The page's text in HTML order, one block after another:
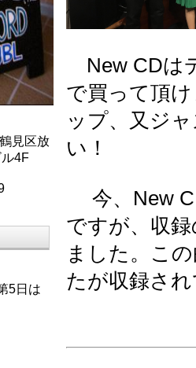
New CDは
で買って頂
ップ、又ジ
い！
今、New
ですが、収
ました。こ
たが収録さ
見区放
4F
5日は